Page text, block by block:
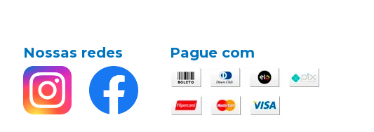
Nossas redes Pague com